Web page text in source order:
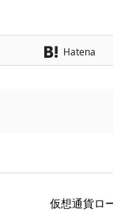
Hatena
仮想通貨ロ